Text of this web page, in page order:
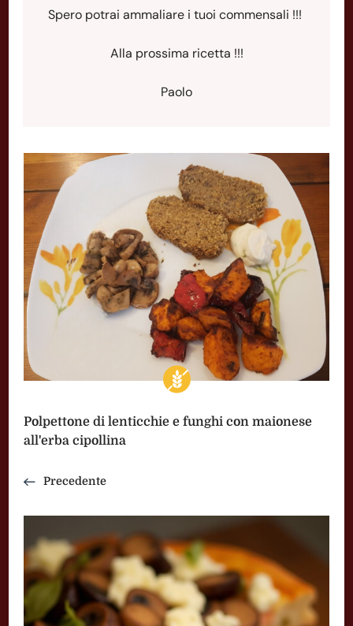
Spero potrai ammaliare i tuoi commensali !!!
Alla prossima ricetta !!!
Paolo
Polpettone di lenticchie e funghi con maionese
all'erba cipollina
Precedente